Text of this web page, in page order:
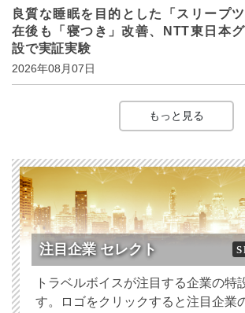
良質な睡眠を目的とした「スリープ
在後も「寝つき」改善、NTT東日本
設で実証実験
2026年08月07日
もっと見る
注目企業 セレクト
トラベルボイスが注目する企業の特
す。ロゴをクリックすると注目企業